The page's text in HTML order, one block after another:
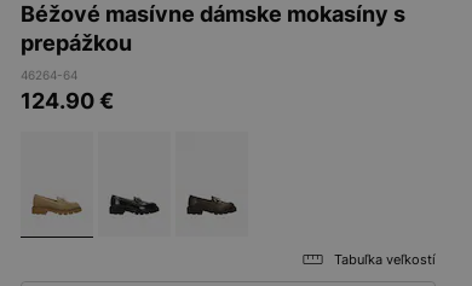
Béžové masívne dámske mokasíny s
prepážkou
46264-64
124.90€
Tabuľka veľkostí